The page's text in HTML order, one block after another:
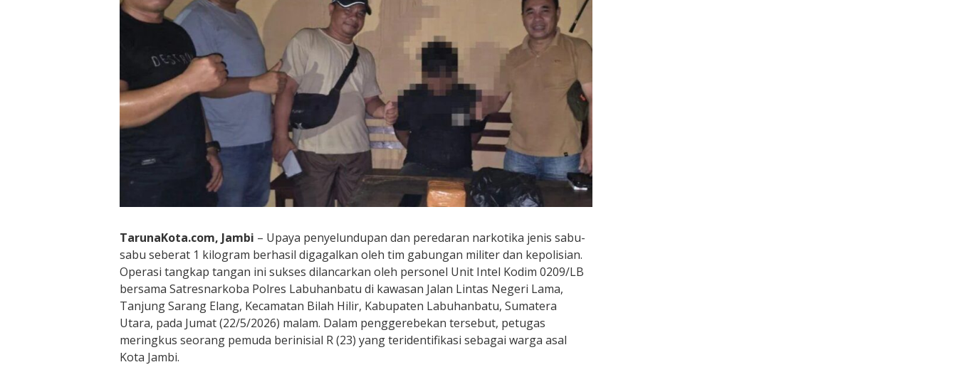
TarunaKota.com, Jambi – Upaya penyelundupan dan peredaran narkotika jenis sabu-
sabu seberat 1 kilogram berhasil digagalkan oleh tim gabungan militer dan kepolisian.
Operasi tangkap tangan ini sukses dilancarkan oleh personel Unit Intel Kodim 0209/LB
bersama Satresnarkoba Polres Labuhanbatu di kawasan Jalan Lintas Negeri Lama,
Tanjung Sarang Elang, Kecamatan Bilah Hilir, Kabupaten Labuhanbatu, Sumatera
Utara, pada Jumat (22/5/2026) malam. Dalam penggerebekan tersebut, petugas
meringkus seorang pemuda berinisial R (23) yang teridentifikasi sebagai warga asal
Kota Jambi.